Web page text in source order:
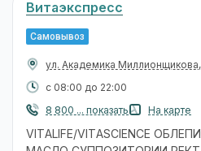
Витаэкспресс
Самовывоз
ул. Академика Миллионщикова,
с 08:00 до 22:00
8 800 ... показать
На карте
VITALIFE/VITASCIENCE